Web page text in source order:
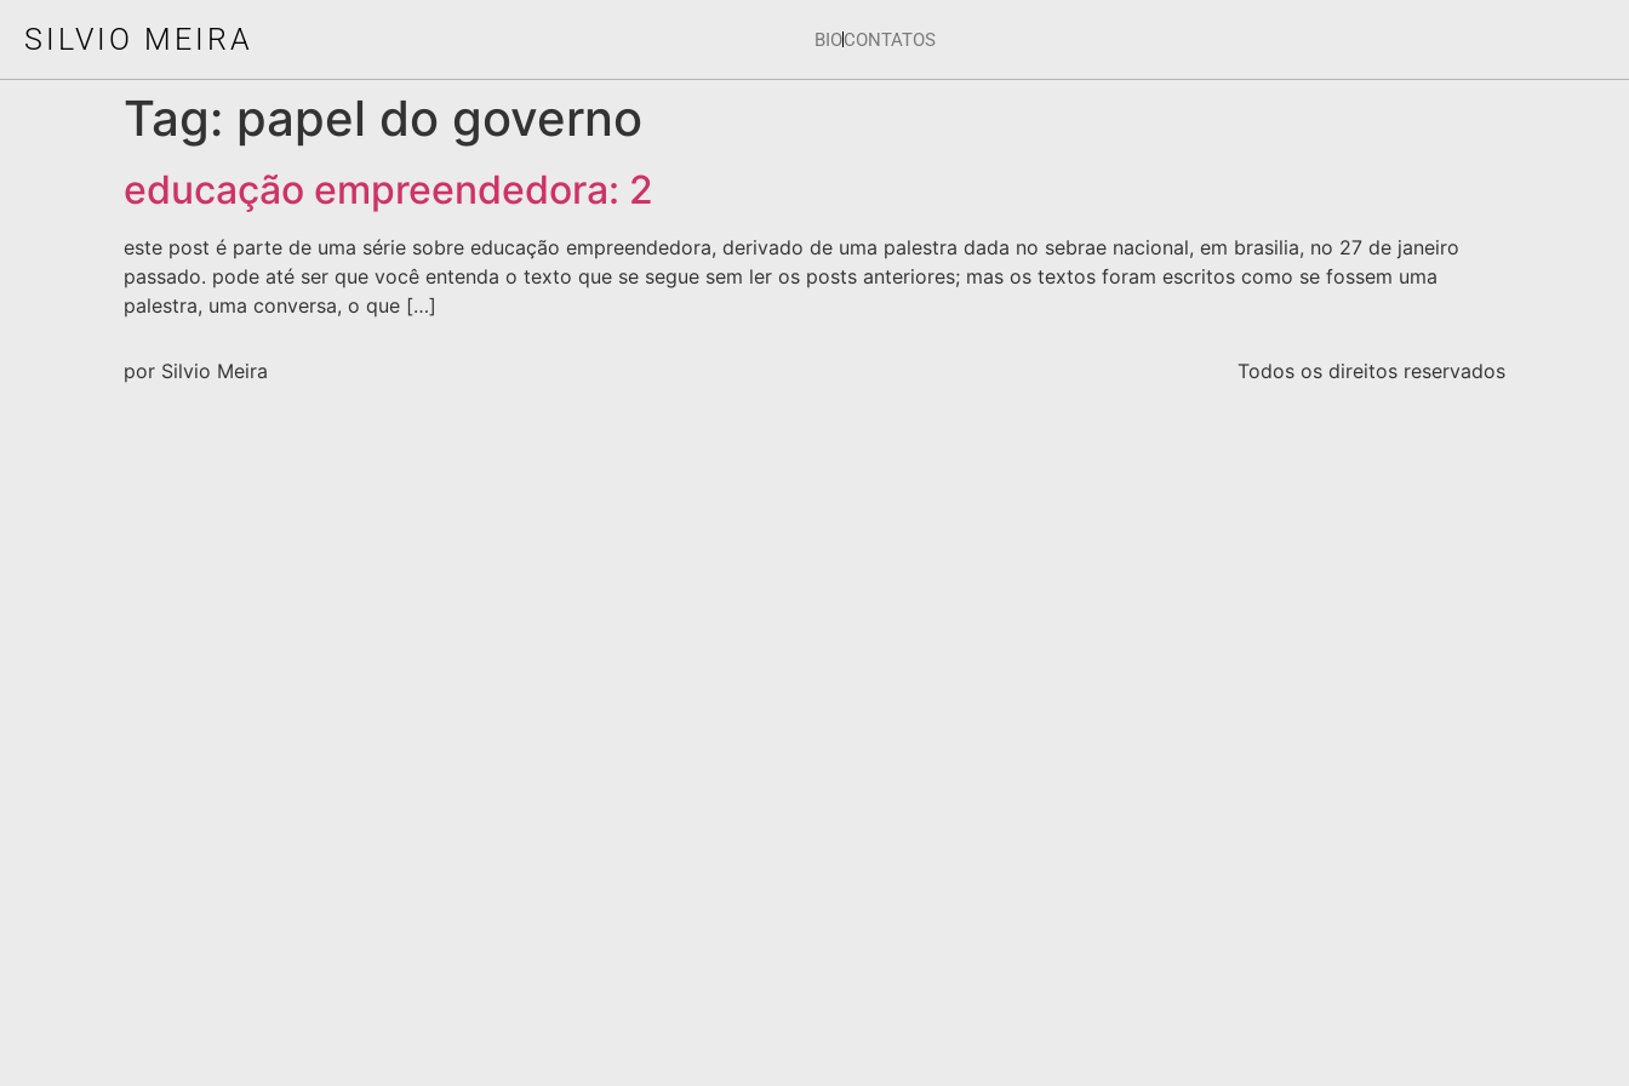
SILVIO MEIRA BIOCONTATOS
Tag: papel do governo
educação empreendedora: 2
este post é parte de uma série sobre educação empreendedora, derivado de uma palestra dada no sebrae nacional, em brasilia, no 27 de janeiro
passado. pode até ser que você entenda o texto que se segue sem ler os posts anteriores; mas os textos foram escritos como se fossem uma
palestra, uma conversa, o que […]
por Silvio Meira Todos os direitos reservados